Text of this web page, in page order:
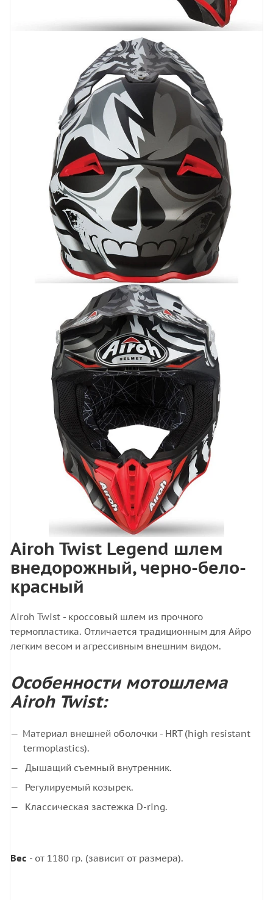
Airoh Twist Legend шлем
внедорожный, черно-бело-
красный
Airoh Twist - кроссовый шлем из прочного
термопластика. Отличается традиционным для Айро
легким весом и агрессивным внешним видом.
Особенности мотошлема
Airoh Twist:
Материал внешней оболочки - HRT (high resistant
termoplastics).
Дышащий съемный внутренник.
Регулируемый козырек.
Классическая застежка D-ring.
Вес - от 1180 гр. (зависит от размера).